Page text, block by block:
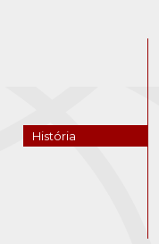
História